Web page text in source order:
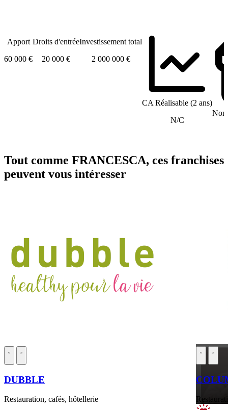
Apport
60 000 €
Droits d'entrée
20 000 €
Investissement total
2 000 000 €
CA Réalisable (2 ans)
N/C
Tout comme FRANCESCA, ces franchises
peuvent vous intéresser
DUBBLE
Restauration, cafés, hôtellerie